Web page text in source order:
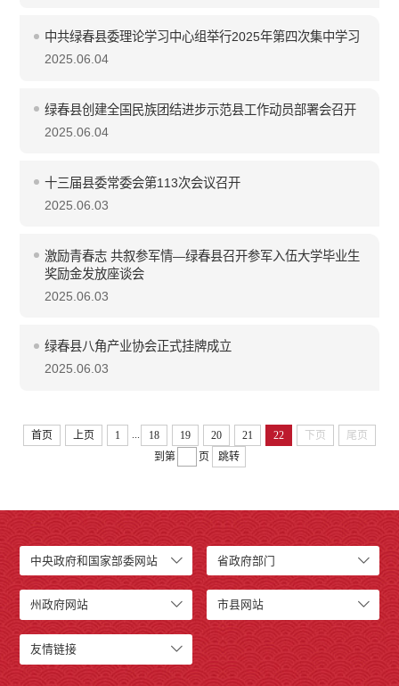
中共绿春县委理论学习中心组举行2025年第四次集中学习
2025.06.04
绿春县创建全国民族团结进步示范县工作动员部署会召开
2025.06.04
十三届县委常委会第113次会议召开
2025.06.03
激励青春志 共叙参军情—绿春县召开参军入伍大学毕业生
奖励金发放座谈会
2025.06.03
绿春县八角产业协会正式挂牌成立
2025.06.03
首页 上页 1 18 19 20 21 22 下页
尾页
到第
页 跳转
中央政府和国家部委网站 省政府部门
州政府网站 市县网站
友情链接